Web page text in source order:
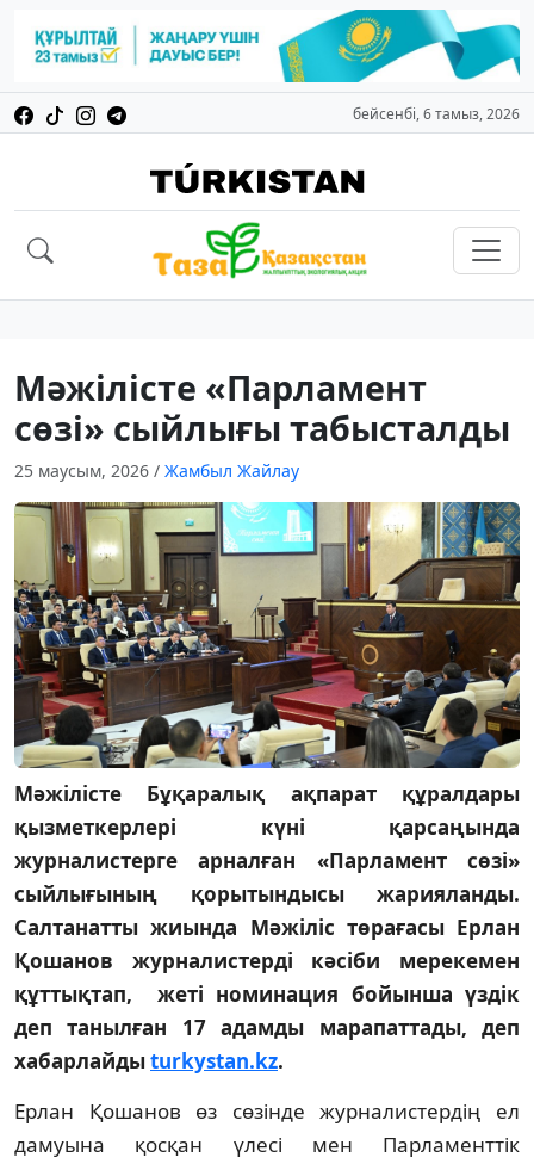
бейсенбі, 6 тамыз, 2026
Мәжілісте «Парламент
сөзі» сыйлығы табысталды
25 маусым, 2026 / Жамбыл Жайлау
Мәжілісте Бұқаралық ақпарат құралдары
қызметкерлері күні қарсаңында
журналистерге арналған «Парламент сөзі»
сыйлығының қорытындысы жарияланды.
Салтанатты жиында Мәжіліс төрағасы Ерлан
Қошанов журналистерді кәсіби мерекемен
құттықтап, жеті номинация бойынша үздік
деп танылған 17 адамды марапаттады, деп
хабарлайдыturkystan.kz.
Ерлан Қошанов өз сөзінде журналистердің ел
дамуына қосқан үлесі мен Парламенттік